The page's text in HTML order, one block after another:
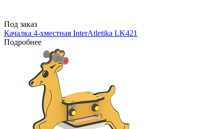
Под заказ
Качалка 4-хместная InterAtletika LK421
Подробнее